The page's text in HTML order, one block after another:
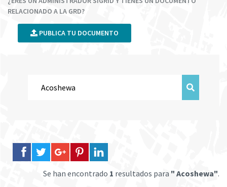
RELACIONADO A LA GRD?
PUBLICA TU DOCUMENTO
Se han encontrado 1 resultados para " Acoshewa".